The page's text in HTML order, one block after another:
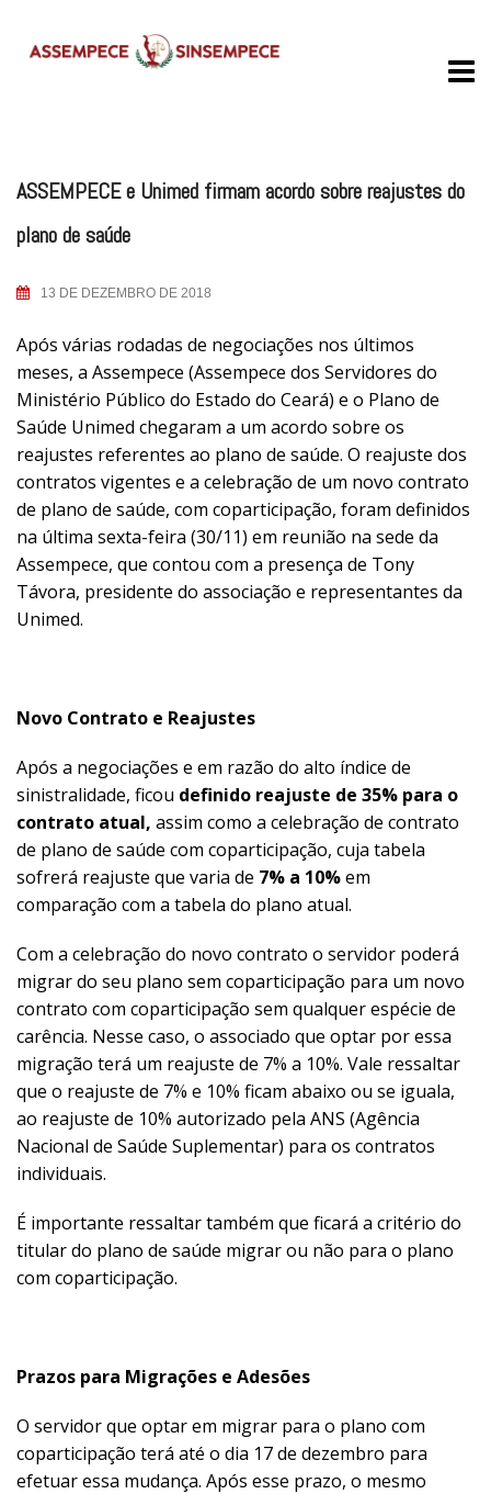
ASSEMPECE e Unimed firmam acordo sobre reajustes do
plano de saúde
13 DE DEZEMBRO DE 2018
Após várias rodadas de negociações nos últimos
meses, a Assempece (Assempece dos Servidores do
Ministério Público do Estado do Ceará) e o Plano de
Saúde Unimed chegaram a um acordo sobre os
reajustes referentes ao plano de saúde. O reajuste dos
contratos vigentes e a celebração de um novo contrato
de plano de saúde, com coparticipação, foram definidos
na última sexta-feira (30/11) em reunião na sede da
Assempece, que contou com a presença de Tony
Távora, presidente do associação e representantes da
Unimed.
Novo Contrato e Reajustes
Após a negociações e em razão do alto índice de
sinistralidade, ficou definido reajuste de 35% para o
contrato atual, assim como a celebração de contrato
de plano de saúde com coparticipação, cuja tabela
sofrerá reajuste que varia de 7% a 10%em
comparação com a tabela do plano atual.
Com a celebração do novo contrato o servidor poderá
migrar do seu plano sem coparticipação para um novo
contrato com coparticipação sem qualquer espécie de
carência. Nesse caso, o associado que optar por essa
migração terá um reajuste de 7% a 10%. Vale ressaltar
que o reajuste de 7% e 10% ficam abaixo ou se iguala,
ao reajuste de 10% autorizado pela ANS (Agência
Nacional de Saúde Suplementar) para os contratos
individuais.
É importante ressaltar também que ficará a critério do
titular do plano de saúde migrar ou não para o plano
com coparticipação.
Prazos para Migrações e Adesões
O servidor que optar em migrar para o plano com
coparticipação terá até o dia 17 de dezembro para
efetuar essa mudança. Após esse prazo, o mesmo